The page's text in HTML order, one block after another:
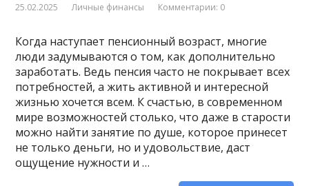
25.02.2025 Личные финансы Комментарии: 0
Когда наступает пенсионный возраст, многие
люди задумываются о том, как дополнительно
заработать. Ведь пенсия часто не покрывает всех
потребностей, а жить активной и интересной
жизнью хочется всем. К счастью, в современном
мире возможностей столько, что даже в старости
можно найти занятие по душе, которое принесет
не только деньги, но и удовольствие, даст
ощущение нужности и …